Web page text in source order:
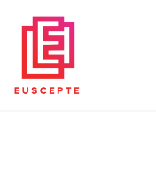
content